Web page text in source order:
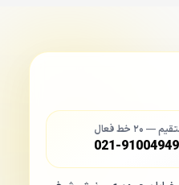
۲۰ خط فعال
021-91004949